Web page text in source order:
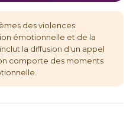
des violences
émotionnelle et de la
la diffusion d'un appel
comporte des moments